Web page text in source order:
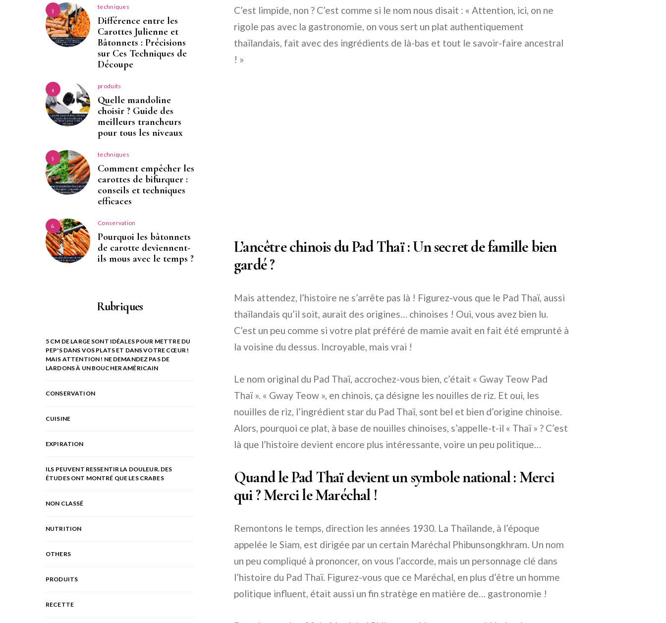
C’est limpide, non ? C’est comme si le nom nous disait : « Attention, ici, on ne
rigole pas avec la gastronomie, on vous sert un plat authentiquement
thaïlandais, fait avec des ingrédients de là-bas et tout le savoir-faire ancestral
! »
L’ancêtre chinois du Pad Thaï : Un secret de famille bien
gardé ?
Mais attendez, l’histoire ne s’arrête pas là ! Figurez-vous que le Pad Thaï, aussi
thaïlandais qu’il soit, aurait des origines… chinoises ! Oui, vous avez bien lu.
C’est un peu comme si votre plat préféré de mamie avait en fait été emprunté à
la voisine du dessus. Incroyable, mais vrai !
Le nom original du Pad Thaï, accrochez-vous bien, c’était « Gway Teow Pad
Thaï ». « Gway Teow », en chinois, ça désigne les nouilles de riz. Et oui, les
nouilles de riz, l’ingrédient star du Pad Thaï, sont bel et bien d’origine chinoise.
Alors, pourquoi ce plat, à base de nouilles chinoises, s’appelle-t-il « Thaï » ? C’est
là que l’histoire devient encore plus intéressante, voire un peu politique…
Quand le Pad Thaï devient un symbole national : Merci
qui ? Merci le Maréchal !
Remontons le temps, direction les années 1930. La Thaïlande, à l’époque
appelée le Siam, est dirigée par un certain Maréchal Phibunsongkhram. Un nom
un peu compliqué à prononcer, on vous l’accorde, mais un personnage clé dans
l’histoire du Pad Thaï. Figurez-vous que ce Maréchal, en plus d’être un homme
politique influent, était aussi un fin stratège en matière de… gastronomie !
3 techniques
Différence entre les
Carottes Julienne et
Bâtonnets : Précisions
sur Ces Techniques de
Découpe
4 produits
Quelle mandoline
choisir ? Guide des
meilleurs trancheurs
pour tous les niveaux
5 techniques
Comment empêcher les
carottes de bifurquer :
conseils et techniques
efficaces
6 Conservation
Pourquoi les bâtonnets
de carotte deviennent-
ils mous avec le temps ?
Rubriques
5 CM DE LARGE SONT IDÉALES POUR METTRE DU
PEP'S DANS VOS PLATS ET DANS VOTRE CŒUR !
MAIS ATTENTION ! NE DEMANDEZ PAS DE
LARDONS À UN BOUCHER AMÉRICAIN
CONSERVATION
CUISINE
EXPIRATION
ILS PEUVENT RESSENTIR LA DOULEUR. DES
ÉTUDES ONT MONTRÉ QUE LES CRABES
NON CLASSÉ
NUTRITION
OTHERS
PRODUITS
RECETTE